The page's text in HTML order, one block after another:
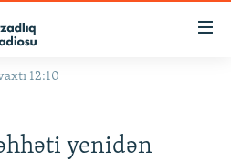
12:10
yenidən